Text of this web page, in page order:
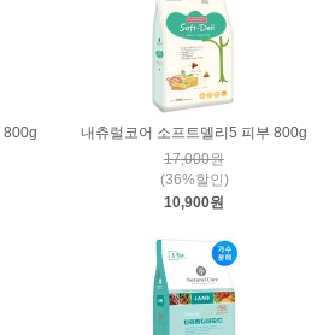
800g
내츄럴코어 소프트델리5 피부 800g
17,000원
(36%할인)
10,900원